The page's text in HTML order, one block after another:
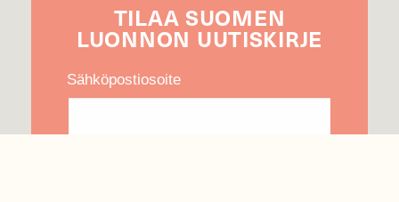
TILAA SUOMEN
LUONNON UUTIS­KIRJE
Sähköpostiosoite